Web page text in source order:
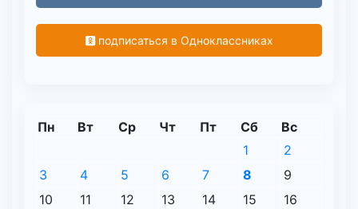
подписаться в Одноклассниках
Пн Вт Ср Чт Пт Сб Вс
1
2
3
4 5 6 7 8
9
10
11 12 13 14 15
16